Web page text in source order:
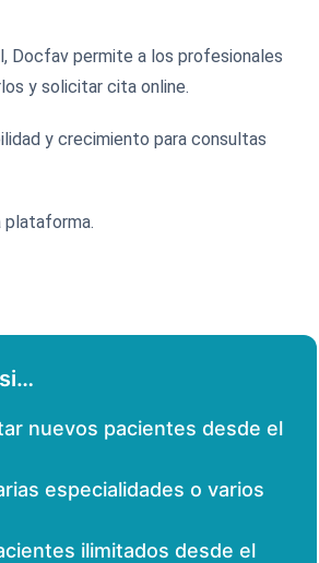
Docfav permite a los profesionales
y solicitar cita online.
y crecimiento para consultas
plataforma.
nuevos pacientes desde el
especialidades o varios
ilimitados desde el